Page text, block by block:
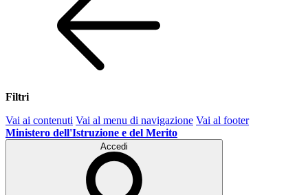
Filtri
Vai ai contenuti Vai al menu di navigazione Vai al footer
Ministero dell'Istruzione e del Merito
Accedi